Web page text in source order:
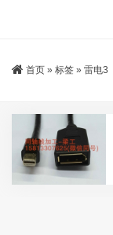
首页 » 标签 » 雷电3